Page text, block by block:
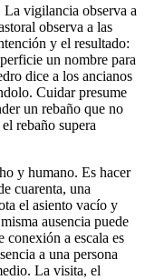
vigilancia observa a
observa a las
y el resultado:
un nombre para
dice a los ancianos
Cuidar presume
un rebaño que no
rebaño supera
y humano. Es hacer
cuarenta, una
el asiento vacío y
ausencia puede
conexión a escala es
a una persona
La visita, el